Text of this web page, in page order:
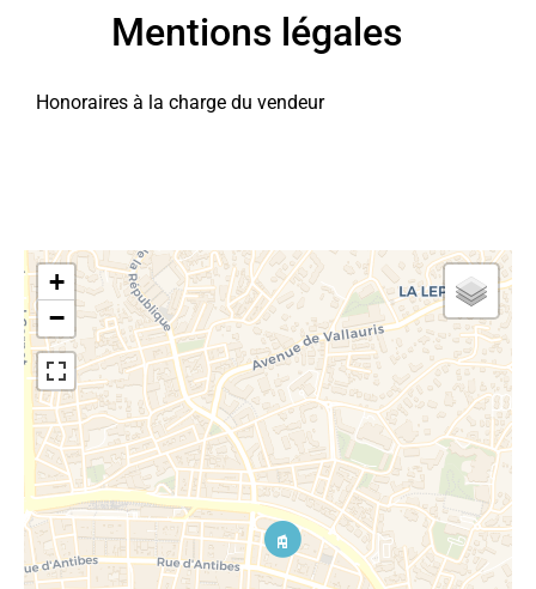
Mentions légales
Honoraires à la charge du vendeur
+
−